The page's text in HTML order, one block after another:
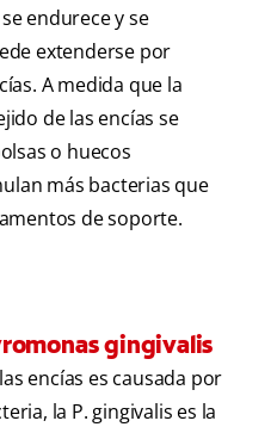
endurece y se
extenderse por
A medida que la
de las encías se
o huecos
más bacterias que
de soporte.
gingivalis
encías es causada por
la P. gingivalis es la